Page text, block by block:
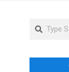
Search